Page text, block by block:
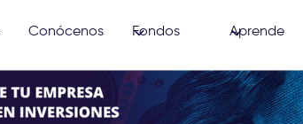
Conócenos Fondos Aprende